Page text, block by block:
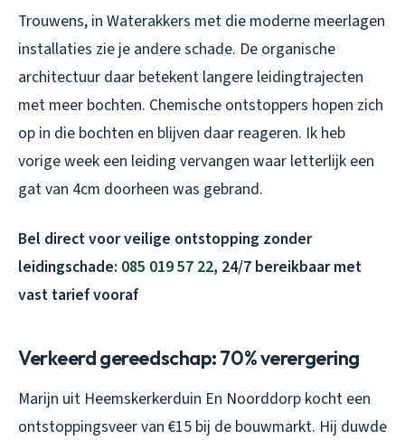
Trouwens, in Waterakkers met die moderne meerlagen
installaties zie je andere schade. De organische
architectuur daar betekent langere leidingtrajecten
met meer bochten. Chemische ontstoppers hopen zich
op in die bochten en blijven daar reageren. Ik heb
vorige week een leiding vervangen waar letterlijk een
gat van 4cm doorheen was gebrand.
Bel direct voor veilige ontstopping zonder
leidingschade: 085 019 57 22, 24/7 bereikbaar met
vast tarief vooraf
Verkeerd gereedschap: 70% verergering
Marijn uit Heemskerkerduin En Noorddorp kocht een
ontstoppingsveer van €15 bij de bouwmarkt. Hij duwde